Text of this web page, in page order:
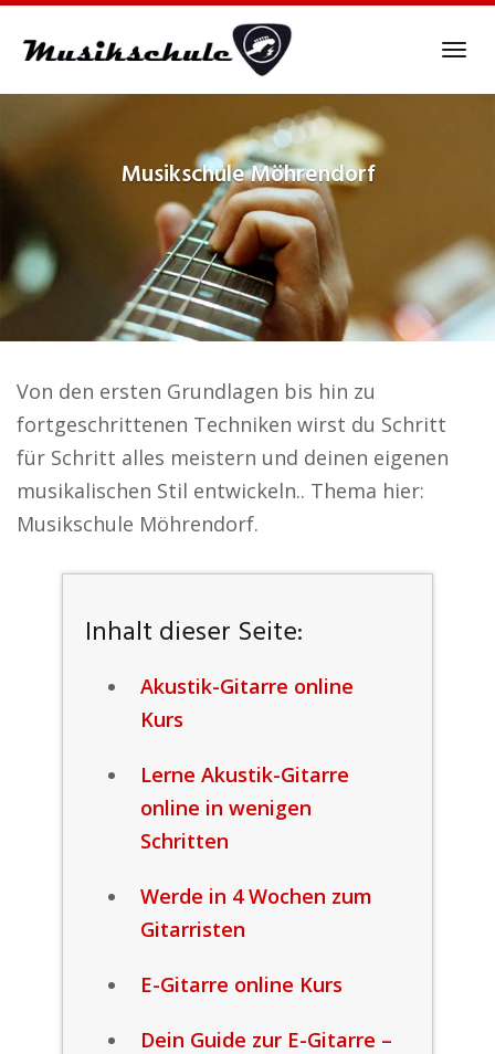
MusikschuleMöhrendorf
Von den ersten Grundlagen bis hin zu
fortgeschrittenen Techniken wirst du Schritt
für Schritt alles meistern und deinen eigenen
musikalischen Stil entwickeln.. Thema hier:
Musikschule Möhrendorf.
Inhalt dieser Seite:
Akustik-Gitarre online
Kurs
Lerne Akustik-Gitarre
online in wenigen
Schritten
Werde in 4 Wochen zum
Gitarristen
E-Gitarre online Kurs
Dein Guide zur E-Gitarre –